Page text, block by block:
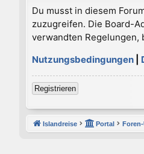
Du musst in diesem
zuzugreifen. Die Board-
verwandten
Nutzungsbedingungen
Registrieren
Islandreise Portal